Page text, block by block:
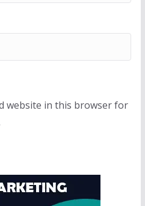
website in this browser for